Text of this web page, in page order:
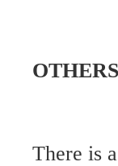
OTHERS
There is